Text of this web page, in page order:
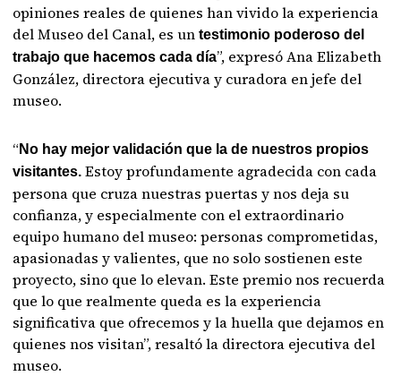
opiniones reales de quienes han vivido la experiencia
del Museo del Canal, es un testimonio poderoso del
trabajo que hacemos cada día”, expresó Ana Elizabeth
González, directora ejecutiva y curadora en jefe del
museo.
“No hay mejor validación que la de nuestros propios
visitantes.Estoy profundamente agradecida con cada
persona que cruza nuestras puertas y nos deja su
confianza, y especialmente con el extraordinario
equipo humano del museo: personas comprometidas,
apasionadas y valientes, que no solo sostienen este
proyecto, sino que lo elevan. Este premio nos recuerda
que lo que realmente queda es la experiencia
significativa que ofrecemos y la huella que dejamos en
quienes nos visitan”, resaltó la directora ejecutiva del
museo.